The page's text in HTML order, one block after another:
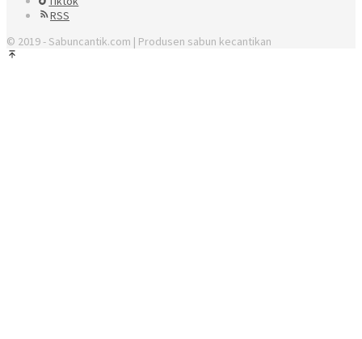
RSS
© 2019 - Sabuncantik.com | Produsen sabun kecantikan